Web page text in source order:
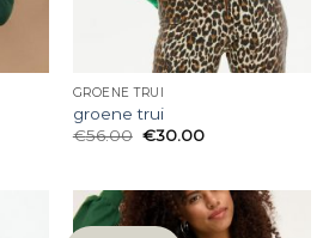
GROENE TRUI
groene trui
€56.00 €30.00